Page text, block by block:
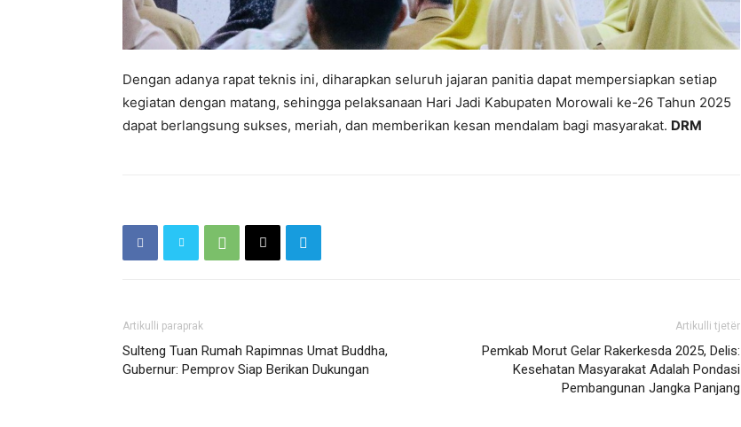
Dengan adanya rapat teknis ini, diharapkan seluruh jajaran panitia dapat mempersiapkan setiap
kegiatan dengan matang, sehingga pelaksanaan Hari Jadi Kabupaten Morowali ke-26 Tahun 2025
dapat berlangsung sukses, meriah, dan memberikan kesan mendalam bagi masyarakat. DRM
Artikulli paraprak
Sulteng Tuan Rumah Rapimnas Umat Buddha,
Gubernur: Pemprov Siap Berikan Dukungan
Artikulli tjetër
Pemkab Morut Gelar Rakerkesda 2025, Delis:
Kesehatan Masyarakat Adalah Pondasi
Pembangunan Jangka Panjang